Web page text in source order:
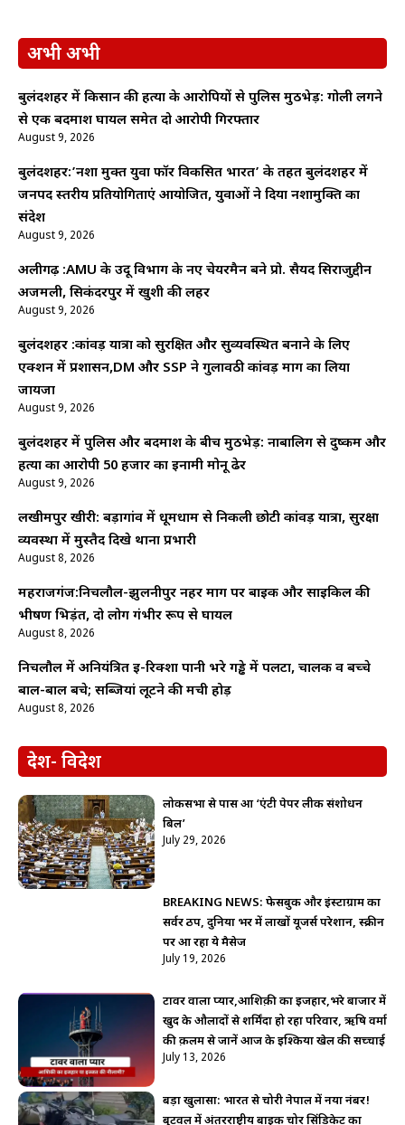
अभी अभी
बुलंदशहर में किसान की हत्या के आरोपियों से पुलिस मुठभेड़: गोली लगने
से एक बदमाश घायल समेत दो आरोपी गिरफ्तार
August 9, 2026
बुलंदशहर:’नशा मुक्त युवा फॉर विकसित भारत’ के तहत बुलंदशहर में
जनपद स्तरीय प्रतियोगिताएं आयोजित, युवाओं ने दिया नशामुक्ति का
संदेश
August 9, 2026
अलीगढ़ :AMU के उर्दू विभाग के नए चेयरमैन बने प्रो. सैयद सिराजुद्दीन
अजमली, सिकंदरपुर में खुशी की लहर
August 9, 2026
बुलंदशहर :कांवड़ यात्रा को सुरक्षित और सुव्यवस्थित बनाने के लिए
एक्शन में प्रशासन,DM और SSP ने गुलावठी कांवड़ मार्ग का लिया
जायजा
August 9, 2026
बुलंदशहर में पुलिस और बदमाश के बीच मुठभेड़: नाबालिग से दुष्कर्म और
हत्या का आरोपी 50 हजार का इनामी मोनू ढेर
August 9, 2026
लखीमपुर खीरी: बड़ागांव में धूमधाम से निकली छोटी कांवड़ यात्रा, सुरक्षा
व्यवस्था में मुस्तैद दिखे थाना प्रभारी
August 8, 2026
महराजगंज:निचलौल-झुलनीपुर नहर मार्ग पर बाइक और साइकिल की
भीषण भिड़ंत, दो लोग गंभीर रूप से घायल
August 8, 2026
निचलौल में अनियंत्रित ई-रिक्शा पानी भरे गड्ढे में पलटा, चालक व बच्चे
बाल-बाल बचे; सब्जियां लूटने की मची होड़
August 8, 2026
देश- विदेश
लोकसभा से पास हुआ ‘एंटी पेपर लीक संशोधन
बिल’
July 29, 2026
BREAKING NEWS: फेसबुक और इंस्टाग्राम का
सर्वर ठप, दुनिया भर में लाखों यूजर्स परेशान, स्क्रीन
पर आ रहा ये मैसेज
July 19, 2026
टावर वाला प्यार,आशिक़ी का इजहार,भरे बाजार में
खुद के औलादों से शर्मिंदा हो रहा परिवार, ऋषि वर्मा
की क़लम से जानें आज के इश्किया खेल की सच्चाई
July 13, 2026
बड़ा खुलासा: भारत से चोरी नेपाल में नया नंबर!
बुटवल में अंतरराष्ट्रीय बाइक चोर सिंडिकेट का